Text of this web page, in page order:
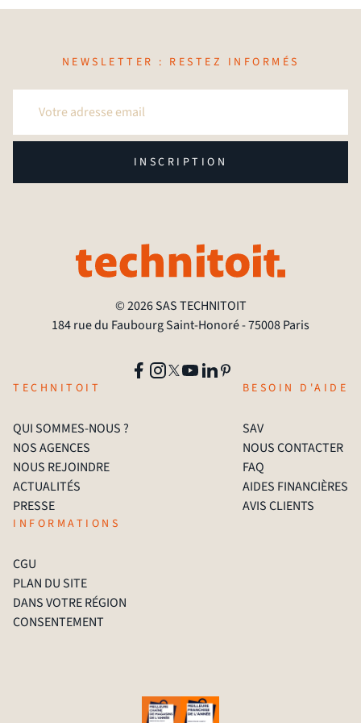
NEWSLETTER : RESTEZ INFORMÉS
INSCRIPTION
© 2026 SAS TECHNITOIT
184 rue du Faubourg Saint-Honoré - 75008 Paris
TECHNITOIT
QUI SOMMES-NOUS ?
NOS AGENCES
NOUS REJOINDRE
ACTUALITÉS
PRESSE
BESOIN D'AIDE
SAV
NOUS CONTACTER
FAQ
AIDES FINANCIÈRES
AVIS CLIENTS
INFORMATIONS
CGU
PLAN DU SITE
DANS VOTRE RÉGION
CONSENTEMENT